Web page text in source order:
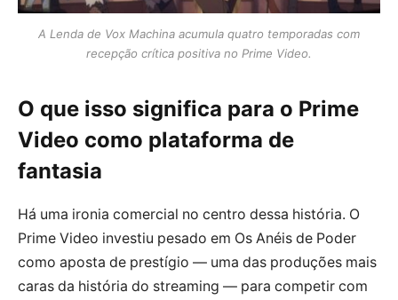
A Lenda de Vox Machina acumula quatro temporadas com
recepção crítica positiva no Prime Video.
O que isso significa para o Prime
Video como plataforma de
fantasia
Há uma ironia comercial no centro dessa história. O
Prime Video investiu pesado em Os Anéis de Poder
como aposta de prestígio — uma das produções mais
caras da história do streaming — para competir com